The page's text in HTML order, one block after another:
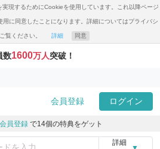
現するためにCookieを使用しています。これ以降ページ
に同意したことになります。詳細についてはプライバシ
覧ください。 詳細 同意
数1600万人突破！
会員登録 ログイン
員登録 で14個の特典をゲット
詳細